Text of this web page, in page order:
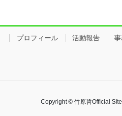
プロフィール 活動報告
Copyright © 竹原哲Official